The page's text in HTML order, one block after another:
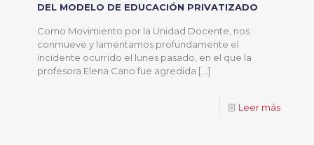
DEL MODELO DE EDUCACIÓN PRIVATIZADO
Como Movimiento por la Unidad Docente, nos
conmueve y lamentamos profundamente el
incidente ocurrido el lunes pasado, en el que la
profesora Elena Cano fue agredida […]
Leer más